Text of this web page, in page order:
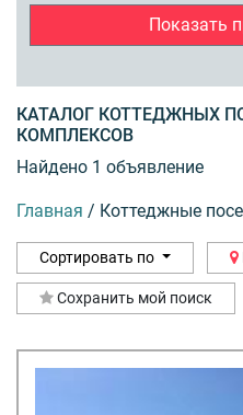
Показать
КАТАЛОГ КОТТЕДЖНЫХ
КОМПЛЕКСОВ
Найдено 1 объявление
Главная / Коттеджные
Сортировать по
Сохранить мой поиск